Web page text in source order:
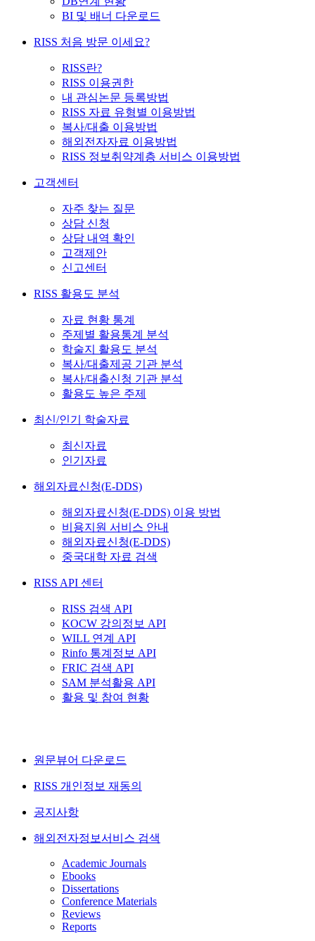
BI 및 배너 다운로드
RISS 처음 방문 이세요?
RISS란?
RISS 이용권한
내 관심논문 등록방법
RISS 자료 유형별 이용방법
복사/대출 이용방법
해외전자자료 이용방법
RISS 정보취약계층 서비스 이용방법
고객센터
자주 찾는 질문
상담 신청
상담 내역 확인
고객제안
신고센터
RISS 활용도 분석
자료 현황 통계
주제별 활용통계 분석
학술지 활용도 분석
복사/대출제공 기관 분석
복사/대출신청 기관 분석
활용도 높은 주제
최신/인기 학술자료
최신자료
인기자료
해외자료신청(E-DDS)
해외자료신청(E-DDS) 이용 방법
비용지원 서비스 안내
해외자료신청(E-DDS)
중국대학 자료 검색
RISS API 센터
RISS 검색 API
KOCW 강의정보 API
WILL 연계 API
Rinfo 통계정보 API
FRIC 검색 API
SAM 분석활용 API
활용 및 참여 현황
원문뷰어 다운로드
RISS 개인정보 재동의
공지사항
해외전자정보서비스 검색
Academic Journals
Ebooks
Dissertations
Conference Materials
Reviews
Reports